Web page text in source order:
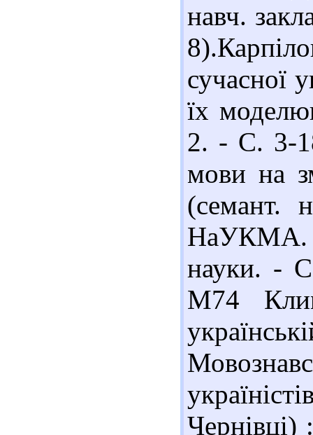
навч.
сучасної
їх
2. - С. 3-
мови на
(семант.
НаУКМА.
науки. -
М74
Чернівці)